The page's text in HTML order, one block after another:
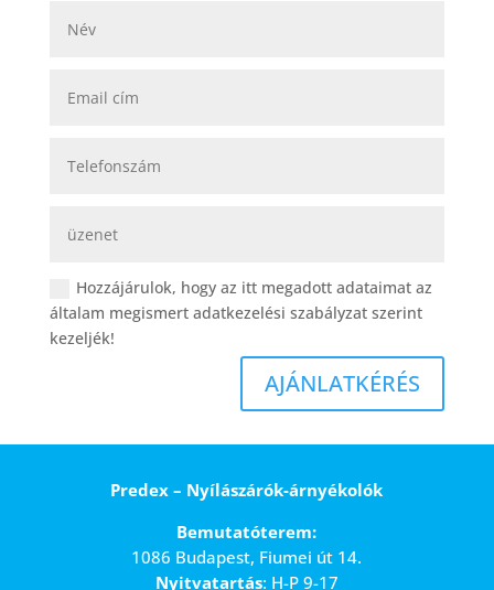
Hozzájárulok, hogy az itt megadott adataimat az
általam megismert adatkezelési szabályzat szerint
kezeljék!
AJÁNLATKÉRÉS
Predex – Nyílászárók-árnyékolók
Bemutatóterem:
1086 Budapest, Fiumei út 14.
Nyitvatartás: H-P 9-17